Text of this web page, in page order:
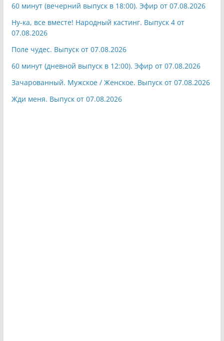
60 минут (вечерний выпуск в 18:00). Эфир от 07.08.2026
Ну-ка, все вместе! Народный кастинг. Выпуск 4 от
07.08.2026
Поле чудес. Выпуск от 07.08.2026
60 минут (дневной выпуск в 12:00). Эфир от 07.08.2026
Зачарованный. Мужское / Женское. Выпуск от 07.08.2026
Жди меня. Выпуск от 07.08.2026